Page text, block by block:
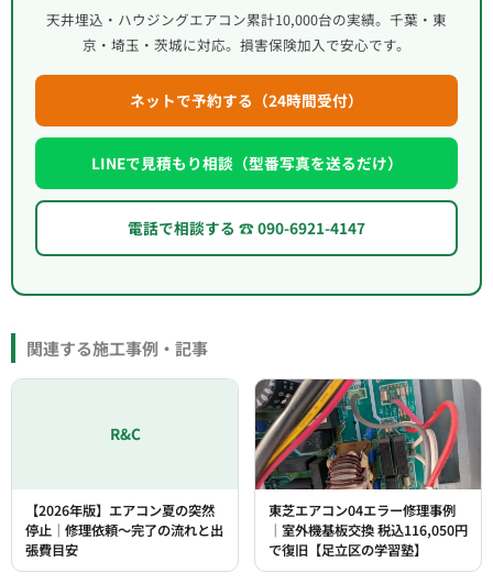
天井埋込・ハウジングエアコン累計10,000台の実績。千葉・東
京・埼玉・茨城に対応。損害保険加入で安心です。
ネットで予約する（24時間受付）
LINEで見積もり相談（型番写真を送るだけ）
電話で相談する ☎ 090-6921-4147
関連する施工事例・記事
R&C
【2026年版】エアコン夏の突然
停止｜修理依頼〜完了の流れと出
張費目安
東芝エアコン04エラー修理事例
｜室外機基板交換 税込116,050円
で復旧【足立区の学習塾】